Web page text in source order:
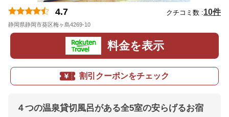
4.7 クチコミ数 :10件
静岡県静岡市葵区梅ヶ島4269-10
料金を表示
割引クーポンをチェック
４つの温泉貸切風呂がある全5室の安らげるお宿